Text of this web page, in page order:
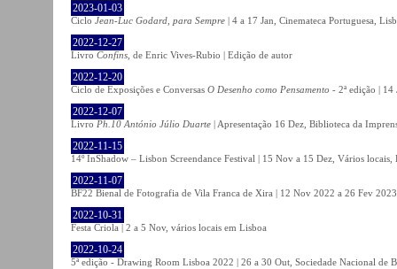
2023-01-03
Ciclo Jean-Luc Godard, para Sempre | 4 a 17 Jan, Cinemateca Portuguesa,
2022-12-27
Livro Confins , de Enric Vives-Rubio | Edição de autor
2022-12-20
Ciclo de Exposições e Conversas O Desenho como Pensamento - 2ª edição |
2022-12-07
Livro Ph.10 António Júlio Duarte | Apresentação 16 Dez, Biblioteca da
2022-11-15
14º InShadow – Lisbon Screendance Festival | 15 Nov a 15 Dez, Vários locais,
2022-11-07
BF22 Bienal de Fotografia de Vila Franca de Xira | 12 Nov 2022 a 26 Fev
2022-10-31
Festa Criola | 2 a 5 Nov, vários locais em Lisboa
2022-10-24
5ª edição - Drawing Room Lisboa 2022 | 26 a 30 Out, Sociedade Nacional de